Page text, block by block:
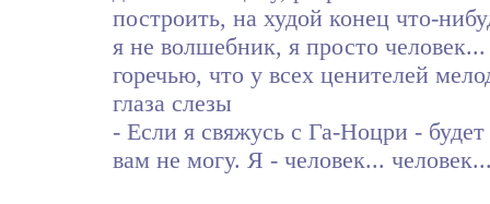
построить, на худой конец что-
я не волшебник, я просто
горечью, что у всех ценителей
глаза слезы
- Если я свяжусь с Га-Ноцри -
вам не могу. Я - человек...